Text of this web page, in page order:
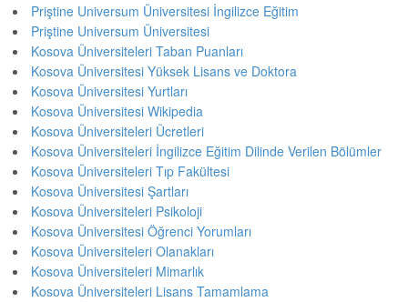
Priştine Universum Üniversitesi İngilizce Eğitim
Priştine Universum Üniversitesi
Kosova Üniversiteleri Taban Puanları
Kosova Üniversitesi Yüksek Lisans ve Doktora
Kosova Üniversitesi Yurtları
Kosova Üniversitesi Wikipedia
Kosova Üniversiteleri Ücretleri
Kosova Üniversiteleri İngilizce Eğitim Dilinde Verilen Bölümler
Kosova Üniversiteleri Tıp Fakültesi
Kosova Üniversitesi Şartları
Kosova Üniversiteleri Psikoloji
Kosova Üniversitesi Öğrenci Yorumları
Kosova Üniversiteleri Olanakları
Kosova Üniversiteleri Mimarlık
Kosova Üniversiteleri Lisans Tamamlama